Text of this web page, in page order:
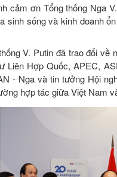
cảm ơn Tổng thống Nga
sinh sống và kinh doanh
V. Putin đã trao đổi
Liên Hợp Quốc, APEC,
- Nga và tin tưởng Hội
hợp tác giữa Việt Nam